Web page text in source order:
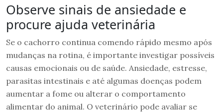
Observe sinais de ansiedade e
procure ajuda veterinária
Se o cachorro continua comendo rápido mesmo após
mudanças na rotina, é importante investigar possíveis
causas emocionais ou de saúde. Ansiedade, estresse,
parasitas intestinais e até algumas doenças podem
aumentar a fome ou alterar o comportamento
alimentar do animal. O veterinário pode avaliar se